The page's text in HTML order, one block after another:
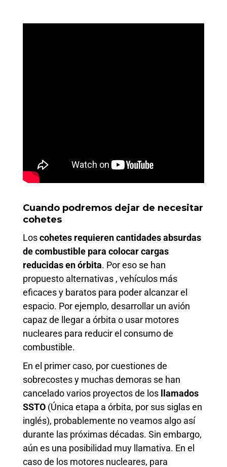
Cuando podremos dejar de necesitar
cohetes
Loscohetes requieren cantidades absurdas
de combustible para colocar cargas
reducidas en órbita. Por eso se han
propuesto alternativas , vehículos más
eficaces y baratos para poder alcanzar el
espacio. Por ejemplo, desarrollar un avión
capaz de llegar a órbita o usar motores
nucleares para reducir el consumo de
combustible.
En el primer caso, por cuestiones de
sobrecostes y muchas demoras se han
cancelado varios proyectos de los
llamados
SSTO (Única etapa a órbita, por sus siglas en
inglés), probablemente no veamos algo así
durante las próximas décadas. Sin embargo,
aún es una posibilidad muy llamativa. En el
caso de los motores nucleares, para